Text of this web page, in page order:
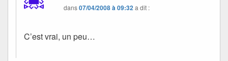
dans07/04/2008 à 09:32a dit :
C’est vrai, un peu…